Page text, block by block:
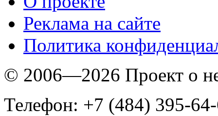
Реклама на сайте
Политика
© 2006—2026 Проект о
Телефон: +7 (484) 395-